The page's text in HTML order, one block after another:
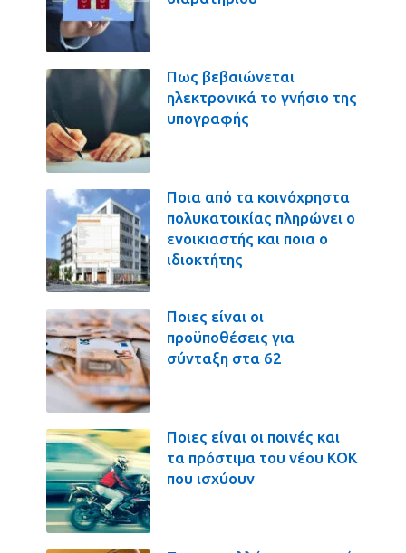
Πως βεβαιώνεται
ηλεκτρονικά το γνήσιο της
υπογραφής
Ποια από τα κοινόχρηστα
πολυκατοικίας πληρώνει ο
ενοικιαστής και ποια ο
ιδιοκτήτης
Ποιες είναι οι
προϋποθέσεις για
σύνταξη στα 62
Ποιες είναι οι ποινές και
τα πρόστιμα του νέου ΚΟΚ
που ισχύουν